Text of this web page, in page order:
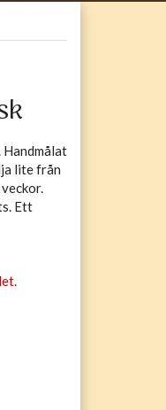
Handmålat
lite från
Ett